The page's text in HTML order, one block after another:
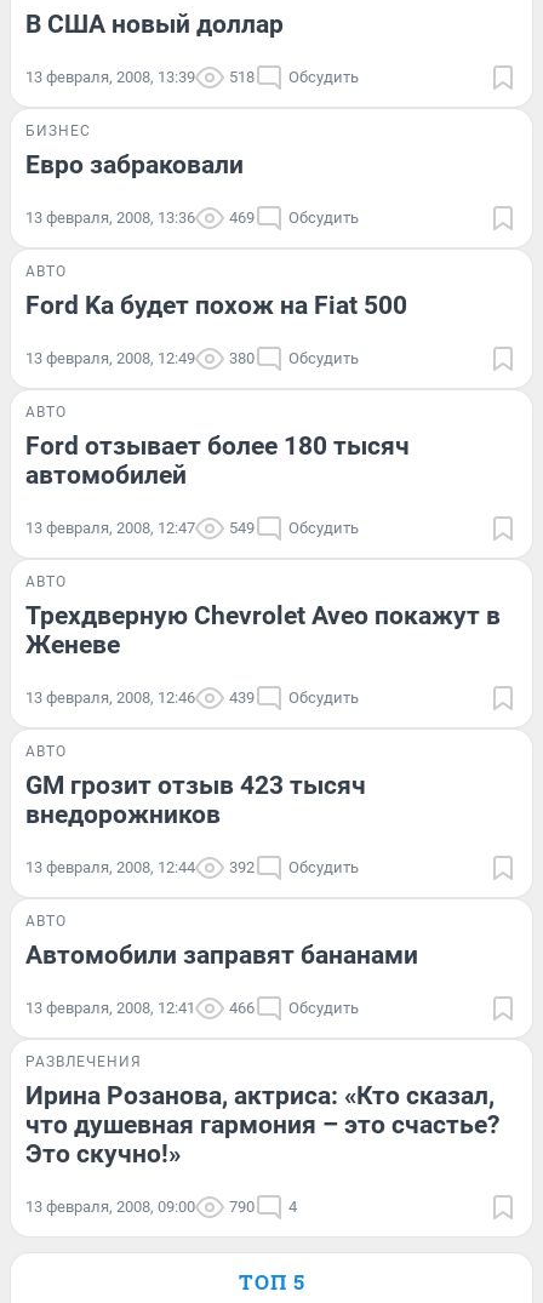
В США новый доллар
13 февраля, 2008, 13:39 518 Обсудить
БИЗНЕС
Евро забраковали
13 февраля, 2008, 13:36 469 Обсудить
АВТО
Ford Ka будет похож на Fiat 500
13 февраля, 2008, 12:49 380 Обсудить
АВТО
Ford отзывает более 180 тысяч
автомобилей
13 февраля, 2008, 12:47 549 Обсудить
АВТО
Трехдверную Chevrolet Aveo покажут в
Женеве
13 февраля, 2008, 12:46 439 Обсудить
АВТО
GM грозит отзыв 423 тысяч
внедорожников
13 февраля, 2008, 12:44 392 Обсудить
АВТО
Автомобили заправят бананами
13 февраля, 2008, 12:41 466 Обсудить
РАЗВЛЕЧЕНИЯ
Ирина Розанова, актриса: «Кто сказал,
что душевная гармония – это счастье?
Это скучно!»
13 февраля, 2008, 09:00 790 4
ТОП 5